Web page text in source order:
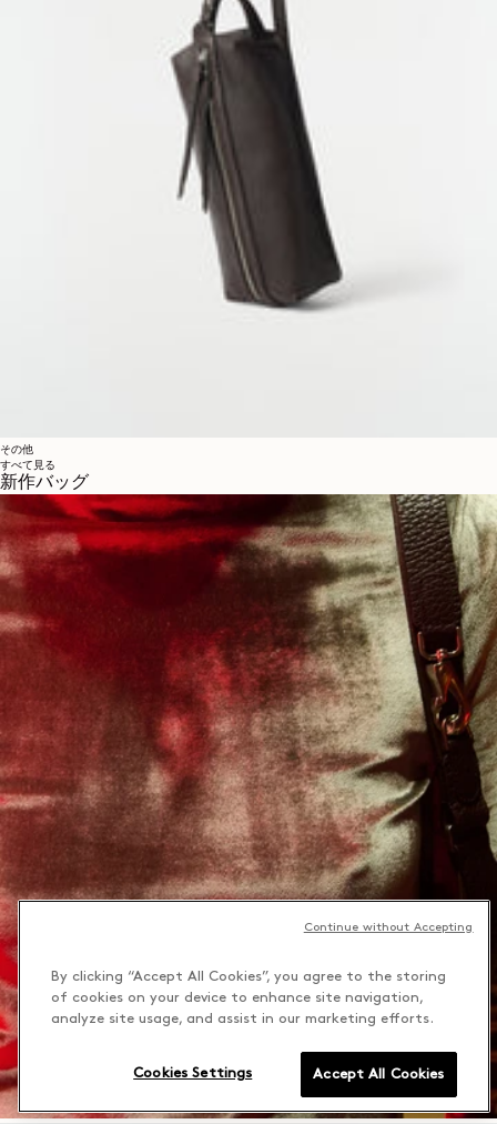
その他
すべて見る
新作バッグ
By clicking “Accept All Cookies”, you agree to the storing
of cookies on your device to enhance site navigation,
analyze site usage, and assist in our marketing efforts.
Accept All Cookies
Cookies Settings
Continue without Accepting